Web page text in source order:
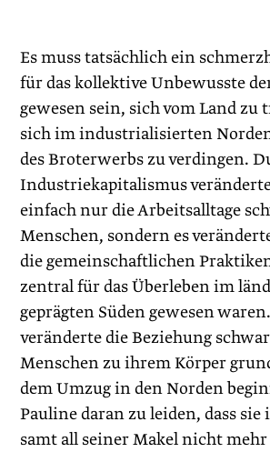
Es muss tatsächlich ein
für das kollektive Unbewusste
gewesen sein, sich vom Land zu
sich im industrialisierten
des Broterwerbs zu verdingen.
Industriekapitalismus
einfach nur die Arbeitsalltage
Menschen, sondern es
die gemeinschaftlichen
zentral für das Überleben im
geprägten Süden gewesen
veränderte die Beziehung
Menschen zu ihrem Körper
dem Umzug in den Norden
Pauline daran zu leiden, dass
samt all seiner Makel nicht